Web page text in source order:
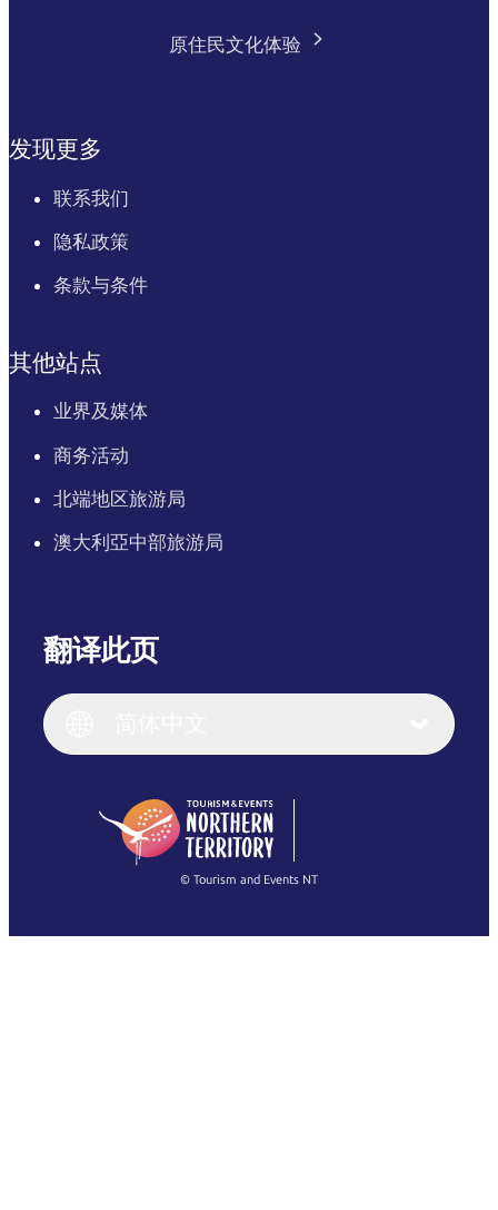
原住民文化体验
发现更多
联系我们
隐私政策
条款与条件
其他站点
业界及媒体
商务活动
北端地区旅游局
澳大利亞中部旅游局
翻译此页
English (US)
English
(Singapore)
Français
繁體中文
© Tourism and Events NT